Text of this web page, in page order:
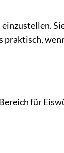
für